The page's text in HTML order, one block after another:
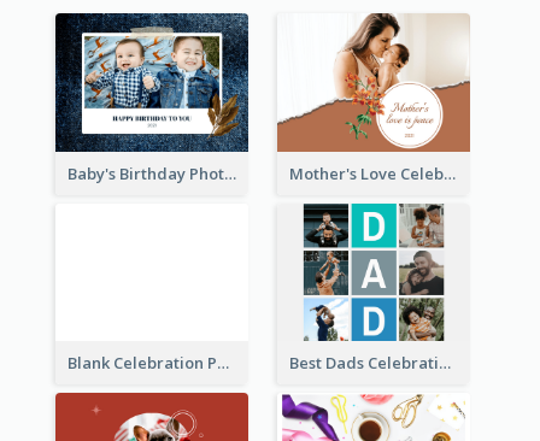
Baby's Birthday Photo Book Mother's Love Celebration Photo Book
Blank Celebration Photo Book Best Dads Celebration Photo Book